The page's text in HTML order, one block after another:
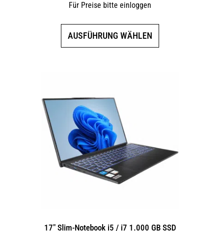
Für Preise bitte einloggen
AUSFÜHRUNG WÄHLEN
der
17″ Slim-Notebook i5 / i7 1.000 GB SSD